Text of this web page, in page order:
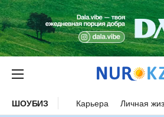
ШОУБИЗ Карьера Личная